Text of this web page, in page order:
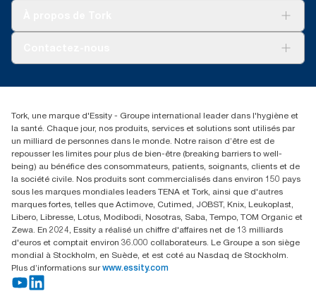
Reclamation pour distributeurs
+41 (0)848/810152
Essity Switzerland AG
Parkstraße 1b
6214 Schenkon
Lundi-jeudi 8:00-16:30 | Vendredi 8:00-15:00
GLN: 7609999000928
Tork, une marque d'Essity - Groupe international leader dans l'hygiène et
la santé. Chaque jour, nos produits, services et solutions sont utilisés par
un milliard de personnes dans le monde. Notre raison d’être est de
repousser les limites pour plus de bien-être (breaking barriers to well-
being) au bénéfice des consommateurs, patients, soignants, clients et de
la société civile. Nos produits sont commercialisés dans environ 150 pays
sous les marques mondiales leaders TENA et Tork, ainsi que d'autres
marques fortes, telles que Actimove, Cutimed, JOBST, Knix, Leukoplast,
Libero, Libresse, Lotus, Modibodi, Nosotras, Saba, Tempo, TOM Organic et
Zewa. En 2024, Essity a réalisé un chiffre d'affaires net de 13 milliards
d'euros et comptait environ 36.000 collaborateurs. Le Groupe a son siège
mondial à Stockholm, en Suède, et est coté au Nasdaq de Stockholm.
Plus d’informations sur www.essity.com